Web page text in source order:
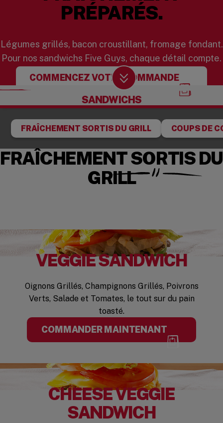
PRÉPARÉS.
Légumes grillés, bacon croustillant, fromage fondant.
Pour nos sandwichs Five Guys, chaque détail compte.
COMMENCEZ VOTRE COMMANDE
Scroll Down
SANDWICHS
FRAÎCHEMENT SORTIS DU GRILL COUPS DE
FRAÎCHEMENT SORTIS DU
GRILL
VEGGIE SANDWICH
Oignons Grillés, Champignons Grillés, Poivrons
Verts, Salade et Tomates, le tout sur du pain
toasté.
COMMANDER MAINTENANT
CHEESE VEGGIE
SANDWICH